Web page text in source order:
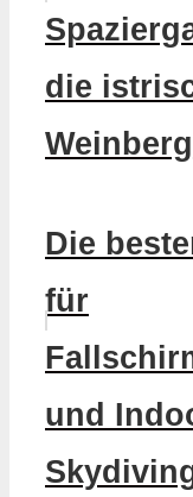
die
Die
für
und